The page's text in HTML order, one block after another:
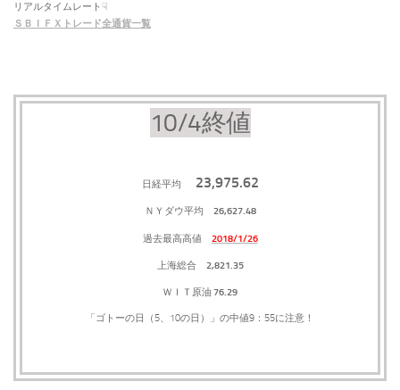
リアルタイムレート☟
ＳＢＩＦＸトレード全通貨一覧
10/4終値
日経平均 23,975.62
ＮＹダウ平均 26,627.48
過去最高高値 2018/1/26
上海総合 2,821.35
ＷＩＴ原油 76.29
「ゴトーの日（5、10の日）」の中値9：55に注意！